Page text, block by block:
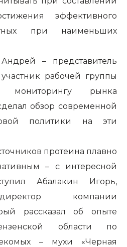
эффективного
при наименьших
– представитель
рабочей группы
мониторингу рынка
обзор современной
политики на эти
протеина плавно
– с интересной
Абалакин Игорь,
компании
рассказал об опыте
области по
– мухи «Черная